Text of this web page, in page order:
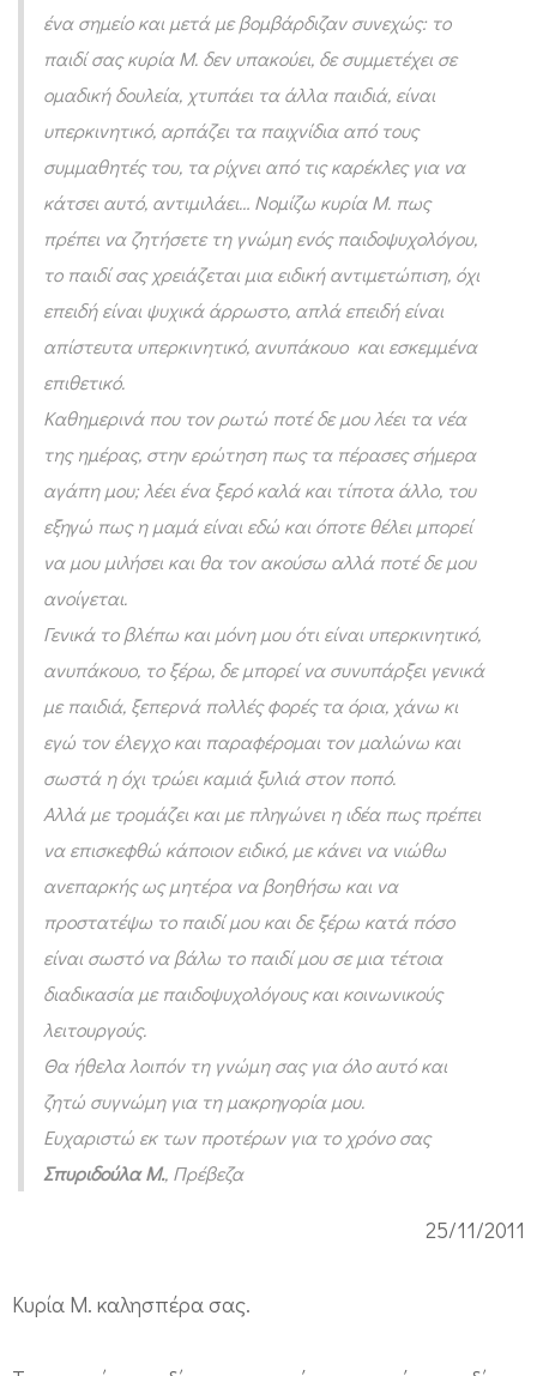
ένα σημείο και μετά με βομβάρδιζαν συνεχώς: το
παιδί σας κυρία Μ. δεν υπακούει, δε συμμετέχει σε
ομαδική δουλεία, χτυπάει τα άλλα παιδιά, είναι
υπερκινητικό, αρπάζει τα παιχνίδια από τους
συμμαθητές του, τα ρίχνει από τις καρέκλες για να
κάτσει αυτό, αντιμιλάει… Νομίζω κυρία Μ. πως
πρέπει να ζητήσετε τη γνώμη ενός παιδοψυχολόγου,
το παιδί σας χρειάζεται μια ειδική αντιμετώπιση, όχι
επειδή είναι ψυχικά άρρωστο, απλά επειδή είναι
απίστευτα υπερκινητικό, ανυπάκουο και εσκεμμένα
επιθετικό.
Καθημερινά που τον ρωτώ ποτέ δε μου λέει τα νέα
της ημέρας, στην ερώτηση πως τα πέρασες σήμερα
αγάπη μου; λέει ένα ξερό καλά και τίποτα άλλο, του
εξηγώ πως η μαμά είναι εδώ και όποτε θέλει μπορεί
να μου μιλήσει και θα τον ακούσω αλλά ποτέ δε μου
ανοίγεται.
Γενικά το βλέπω και μόνη μου ότι είναι υπερκινητικό,
ανυπάκουο, το ξέρω, δε μπορεί να συνυπάρξει γενικά
με παιδιά, ξεπερνά πολλές φορές τα όρια, χάνω κι
εγώ τον έλεγχο και παραφέρομαι τον μαλώνω και
σωστά η όχι τρώει καμιά ξυλιά στον ποπό.
Αλλά με τρομάζει και με πληγώνει η ιδέα πως πρέπει
να επισκεφθώ κάποιον ειδικό, με κάνει να νιώθω
ανεπαρκής ως μητέρα να βοηθήσω και να
προστατέψω το παιδί μου και δε ξέρω κατά πόσο
είναι σωστό να βάλω το παιδί μου σε μια τέτοια
διαδικασία με παιδοψυχολόγους και κοινωνικούς
λειτουργούς.
Θα ήθελα λοιπόν τη γνώμη σας για όλο αυτό και
ζητώ συγνώμη για τη μακρηγορία μου.
Ευχαριστώ εκ των προτέρων για το χρόνο σας
Σπυριδούλα Μ., Πρέβεζα
25/11/2011
Κυρία Μ. καλησπέρα σας.